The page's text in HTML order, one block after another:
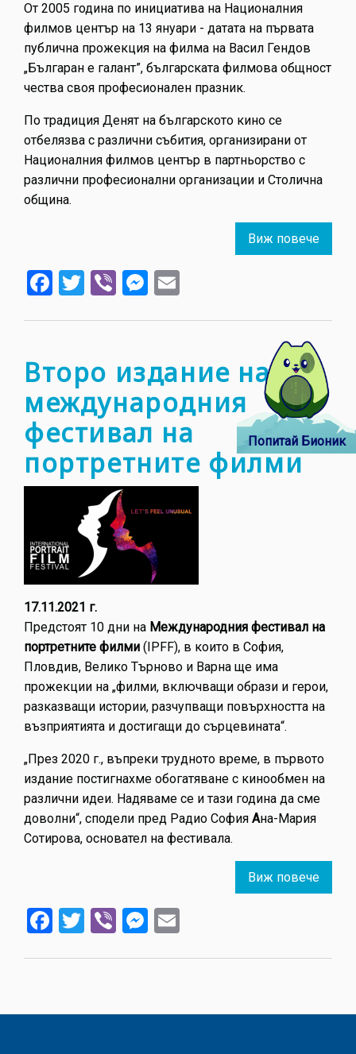
От 2005 година по инициатива на Националния
филмов център на 13 януари - датата на първата
публична прожекция на филма на Васил Гендов
„Българан е галант”, българската филмова общност
чества своя професионален празник.
По традиция Денят на българското кино се
отбелязва с различни събития, организирани от
Националния филмов център в партньорство с
различни професионални организации и Столична
община.
Виж повече
Ден
кино
с
вход
Facebook
Twitter
ViberMessenger
Второ издание на
международния
фестивал на
портретните филми
17.11.2021 г.
Предстоят 10 дни на Международния фестивал на
портретните филми (IPFF), в които в София,
Пловдив, Велико Търново и Варна ще има
прожекции на „филми, включващи образи и герои,
разказващи истории, разчупващи повърхността на
възприятията и достигащи до сърцевината“.
„През 2020 г., въпреки трудното време, в първото
издание постигнахме обогатяване с кинообмен на
различни идеи. Надяваме се и тази година да сме
доволни“, сподели пред Радио София Ана-Мария
Сотирова, основател на фестивала.
Виж повече
Второ
Facebook
Twitter
ViberMessenger
Попитай Бионик